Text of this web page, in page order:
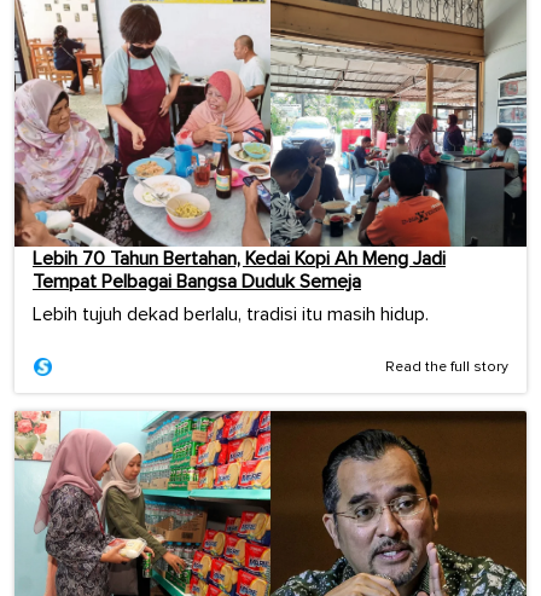
Lebih 70 Tahun Bertahan, Kedai Kopi Ah Meng Jadi
Tempat Pelbagai Bangsa Duduk Semeja
Lebih tujuh dekad berlalu, tradisi itu masih hidup.
Read the full story